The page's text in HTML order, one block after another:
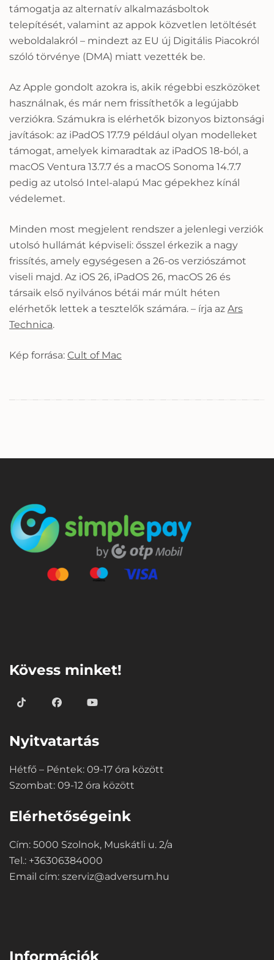
támogatja az alternatív alkalmazásboltok
telepítését, valamint az appok közvetlen letöltését
weboldalakról – mindezt az EU új Digitális Piacokról
szóló törvénye (DMA) miatt vezették be.
Az Apple gondolt azokra is, akik régebbi eszközöket
használnak, és már nem frissíthetők a legújabb
verziókra. Számukra is elérhetők bizonyos biztonsági
javítások: az iPadOS 17.7.9 például olyan modelleket
támogat, amelyek kimaradtak az iPadOS 18-ból, a
macOS Ventura 13.7.7 és a macOS Sonoma 14.7.7
pedig az utolsó Intel-alapú Mac gépekhez kínál
védelemet.
Minden most megjelent rendszer a jelenlegi verziók
utolsó hullámát képviseli: ősszel érkezik a nagy
frissítés, amely egységesen a 26-os verziószámot
viseli majd. Az iOS 26, iPadOS 26, macOS 26 és
társaik első nyilvános bétái már múlt héten
elérhetők lettek a tesztelők számára. – írja az Ars
Technica.
Kép forrása: Cult of Mac
Kövess minket!
Nyitvatartás
Hétfő – Péntek: 09-17 óra között
Szombat: 09-12 óra között
Elérhetőségeink
Cím: 5000 Szolnok, Muskátli u. 2/a
Tel.: +36306384000
Email cím: szerviz@adversum.hu